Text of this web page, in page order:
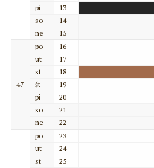
pi
13
so
14
ne
15
47
po
16
ut
17
st
18
št
19
pi
20
so
21
ne
22
po
23
ut
24
st
25